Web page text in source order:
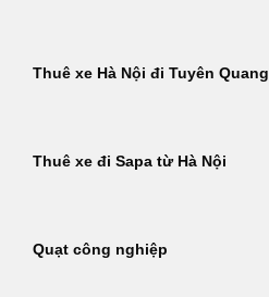
Thuê xe Hà Nội đi Tuyên Quang
Thuê xe đi Sapa từ Hà Nội
Quạt công nghiệp